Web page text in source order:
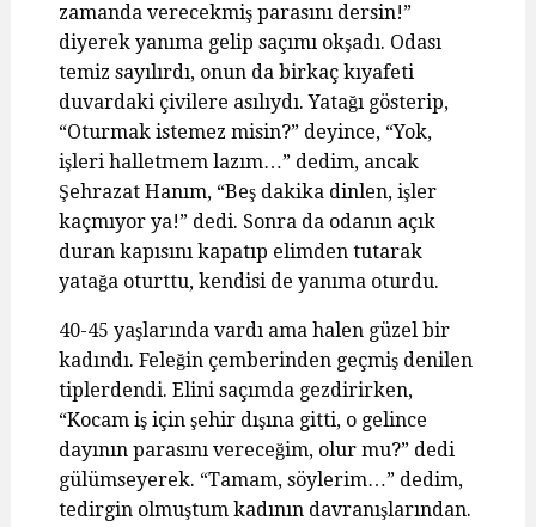
zamanda verecekmiş parasını dersin!”
diyerek yanıma gelip saçımı okşadı. Odası
temiz sayılırdı, onun da birkaç kıyafeti
duvardaki çivilere asılıydı. Yatağı gösterip,
“Oturmak istemez misin?” deyince, “Yok,
işleri halletmem lazım…” dedim, ancak
Şehrazat Hanım, “Beş dakika dinlen, işler
kaçmıyor ya!” dedi. Sonra da odanın açık
duran kapısını kapatıp elimden tutarak
yatağa oturttu, kendisi de yanıma oturdu.
40-45 yaşlarında vardı ama halen güzel bir
kadındı. Feleğin çemberinden geçmiş denilen
tiplerdendi. Elini saçımda gezdirirken,
“Kocam iş için şehir dışına gitti, o gelince
dayının parasını vereceğim, olur mu?” dedi
gülümseyerek. “Tamam, söylerim…” dedim,
tedirgin olmuştum kadının davranışlarından.